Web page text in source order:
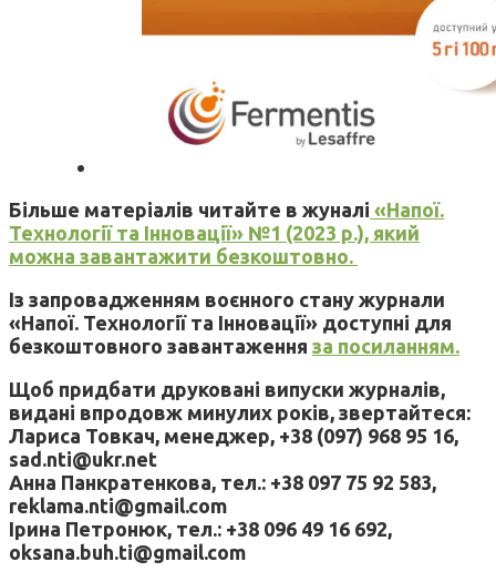
Більше матеріалів читайте в жуналі «Напої.
Технології та Інновації» №1 (2023 р.), який
можна завантажити безкоштовно.
Із запровадженням воєнного стану журнали
«Напої. Технології та Інновації» доступні для
безкоштовного завантаження за посиланням.
Щоб придбати друковані випуски журналів,
видані впродовж минулих років, звертайтеся:
Лариса Товкач, менеджер, +38 (097) 968 95 16,
sad.nti@ukr.net
Анна Панкратенкова, тел.: +38 097 75 92 583,
reklama.nti@gmail.com
Ірина Петронюк, тел.: +38 096 49 16 692,
oksana.buh.ti@gmail.com